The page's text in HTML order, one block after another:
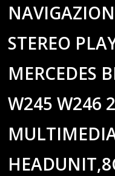
STEREO
MERCEDES
W245 W246